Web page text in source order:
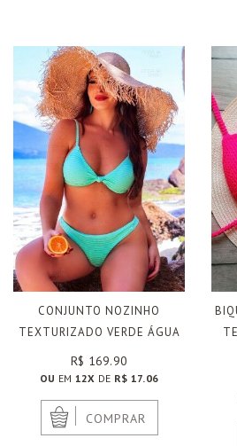
CONJUNTO NOZINHO
TEXTURIZADO VERDE ÁGUA
R$ 169.90
OU EM 12X DE R$ 17.06
COMPRAR